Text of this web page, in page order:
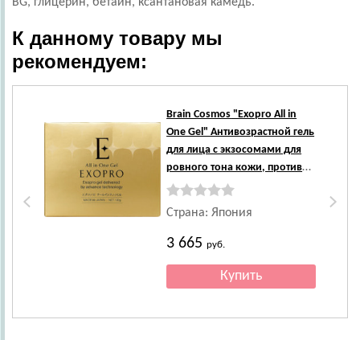
К данному товару мы
рекомендуем:
Brain Cosmos "Exopro All in
One Gel" Антивозрастной гель
для лица с экзосомами для
ровного тона кожи, против
пигментации, 100 г.
Страна: Япония
3 665руб.